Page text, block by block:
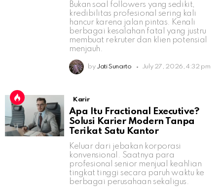
Bukan soal followers yang sedikit,
kredibilitas profesional sering kali
hancur karena jalan pintas. Kenali
berbagai kesalahan fatal yang justru
membuat rekruter dan klien potensial
menjauh.
by Jati Sunarto July 27, 2026, 4:32 pm
Karir
Apa Itu Fractional Executive?
Solusi Karier Modern Tanpa
Terikat Satu Kantor
Keluar dari jebakan korporasi
konvensional. Saatnya para
profesional senior menjual keahlian
tingkat tinggi secara paruh waktu ke
berbagai perusahaan sekaligus.